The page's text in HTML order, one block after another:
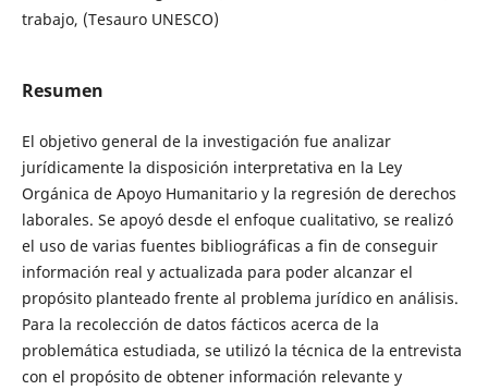
trabajo, (Tesauro UNESCO)
Resumen
El objetivo general de la investigación fue analizar
jurídicamente la disposición interpretativa en la Ley
Orgánica de Apoyo Humanitario y la regresión de derechos
laborales. Se apoyó desde el enfoque cualitativo, se realizó
el uso de varias fuentes bibliográficas a fin de conseguir
información real y actualizada para poder alcanzar el
propósito planteado frente al problema jurídico en análisis.
Para la recolección de datos fácticos acerca de la
problemática estudiada, se utilizó la técnica de la entrevista
con el propósito de obtener información relevante y